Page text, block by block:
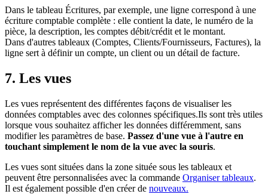
Dans le tableau Écritures, par exemple, une ligne correspond à une
écriture comptable complète : elle contient la date, le numéro de la
pièce, la description, les comptes débit/crédit et le montant.
Dans d'autres tableaux (Comptes, Clients/Fournisseurs, Factures), la
ligne sert à définir un compte, un client ou un détail de facture.
7. Les vues
Les vues représentent des différentes façons de visualiser les
données comptables avec des colonnes spécifiques.Ils sont très utiles
lorsque vous souhaitez afficher les données différemment, sans
modifier les paramètres de base. Passez d'une vue à l'autre en
touchant simplement le nom de la vue avec la souris.
Les vues sont situées dans la zone située sous les tableaux et
peuvent être personnalisées avec la commande Organiser tableaux.
Il est également possible d'en créer de nouveaux.